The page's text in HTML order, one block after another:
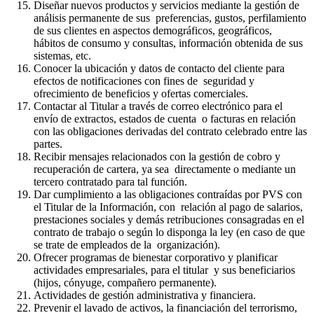
Diseñar nuevos productos y servicios mediante la gestión de
análisis permanente de sus preferencias, gustos, perfilamiento
de sus clientes en aspectos demográficos, geográficos,
hábitos de consumo y consultas, información obtenida de sus
sistemas, etc.
Conocer la ubicación y datos de contacto del cliente para
efectos de notificaciones con fines de seguridad y
ofrecimiento de beneficios y ofertas comerciales.
Contactar al Titular a través de correo electrónico para el
envío de extractos, estados de cuenta o facturas en relación
con las obligaciones derivadas del contrato celebrado entre las
partes.
Recibir mensajes relacionados con la gestión de cobro y
recuperación de cartera, ya sea directamente o mediante un
tercero contratado para tal función.
Dar cumplimiento a las obligaciones contraídas por PVS con
el Titular de la Información, con relación al pago de salarios,
prestaciones sociales y demás retribuciones consagradas en el
contrato de trabajo o según lo disponga la ley (en caso de que
se trate de empleados de la organización).
Ofrecer programas de bienestar corporativo y planificar
actividades empresariales, para el titular y sus beneficiarios
(hijos, cónyuge, compañero permanente).
Actividades de gestión administrativa y financiera.
Prevenir el lavado de activos, la financiación del terrorismo,